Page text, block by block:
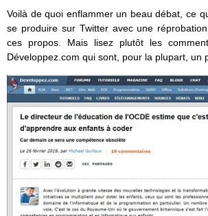
Voilà de quoi enflammer un beau débat, ce
se produire sur Twitter avec une
ces propos. Mais lisez plutôt les
Développez.com qui sont, pour la plupart, un